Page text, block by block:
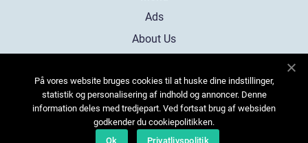
Ads
About Us
Contact
Sitemap
På vores website bruges cookies til at huske dine indstillinger,
statistik og personalisering af indhold og annoncer. Denne
information deles med tredjepart. Ved fortsat brug af websiden
godkender du cookiepolitikken.
Ok
Privatlivspolitik